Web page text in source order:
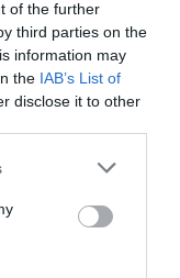
of the further
third parties on the
information may
the IAB’s List of
disclose it to other
profilent à